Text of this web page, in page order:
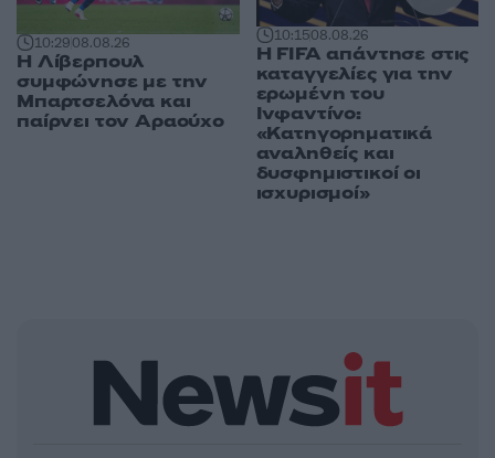
10:2908.08.26
Η Λίβερπουλ
συμφώνησε με την
Μπαρτσελόνα και
παίρνει τον Αραούχο
10:1508.08.26
Η FIFA απάντησε στις
καταγγελίες για την
ερωμένη του
Ινφαντίνο:
«Κατηγορηματικά
αναληθείς και
δυσφημιστικοί οι
ισχυρισμοί»